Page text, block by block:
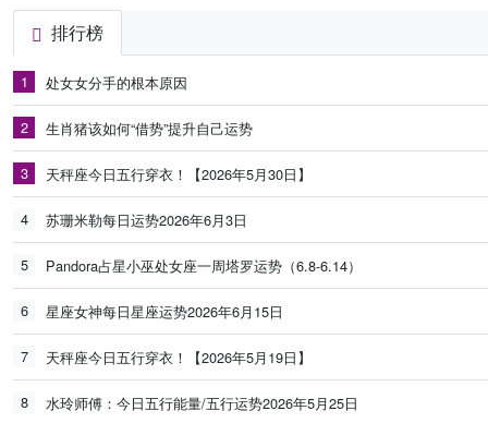
排行榜
1 处女女分手的根本原因
2 生肖猪该如何“借势”提升自己运势
3 天秤座今日五行穿衣！【2026年5月30日】
4 苏珊米勒每日运势2026年6月3日
5 Pandora占星小巫处女座一周塔罗运势（6.8-6.14）
6 星座女神每日星座运势2026年6月15日
7 天秤座今日五行穿衣！【2026年5月19日】
8 水玲师傅：今日五行能量/五行运势2026年5月25日